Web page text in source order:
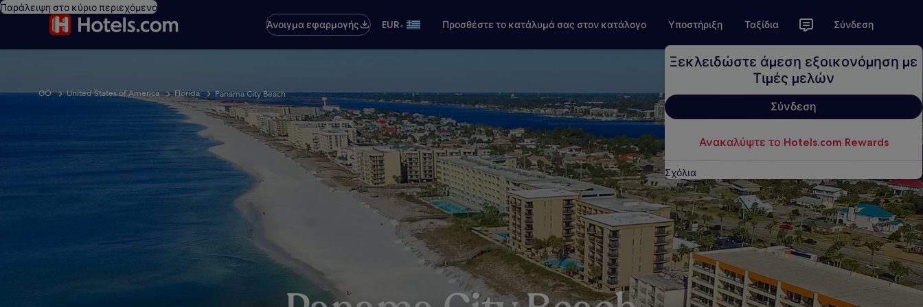
Παράλειψη στο κύριο περιεχόμενο
Άνοιγμα εφαρμογής
EUR• Προσθέστε το κατάλυμά σας στον κατάλογο Υποστήριξη Ταξίδια Σύνδεση
Ξεκλειδώστε άμεση εξοικονόμηση με
Τιμές μελών
Σύνδεση
Ανακαλύψτε το Hotels.com Rewards
Σχόλια
GO United States of America Florida Panama City Beach